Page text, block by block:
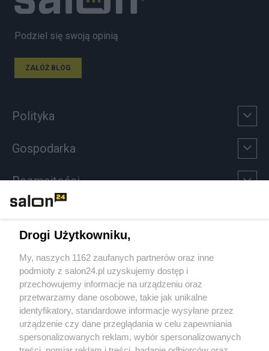
Podziel się swoją opinią
ZAŁÓŻ BLOG
Polityka
Gospodarka
Rozmaitości
Sport
Społeczeństwo
Kultura
Drogi Użytkowniku,
My, naszych 1162 zaufanych partnerów oraz inne
podmioty z salon24.pl uzyskujemy dostęp i
przechowujemy informacje na urządzeniu oraz
przetwarzamy dane osobowe, takie jak unikalne
identyfikatory, standardowe informacje wysyłane przez
urządzenie czy dane przeglądania w celu zapewniania
spersonalizowanych reklam, wybór spersonalizowanych